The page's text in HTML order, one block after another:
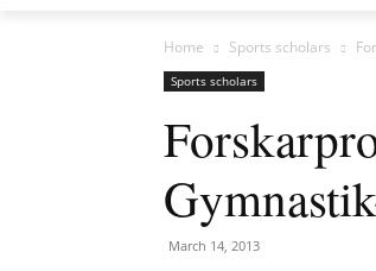
Home Sports scholars
Sports scholars
March 14, 2013